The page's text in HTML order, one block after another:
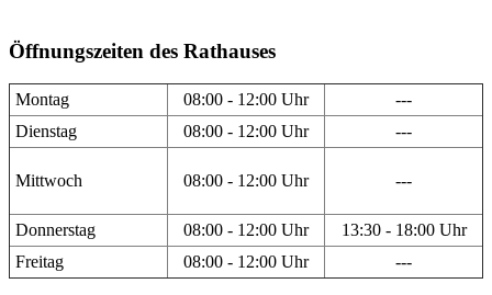
Öffnungszeiten des Rathauses
Montag 08:00 - 12:00 Uhr
---
Dienstag
08:00 - 12:00 Uhr ---
Mittwoch 08:00 - 12:00 Uhr ---
Donnerstag 08:00 - 12:00 Uhr
13:30 - 18:00 Uhr
Freitag
08:00 - 12:00 Uhr ---